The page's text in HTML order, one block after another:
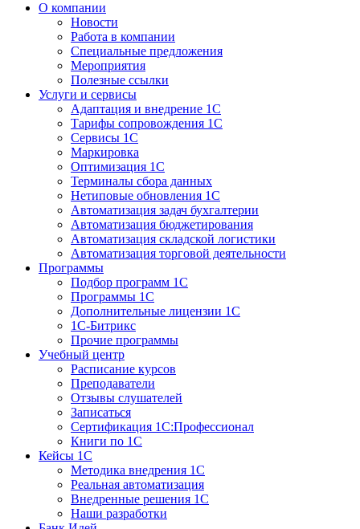
О компании
Новости
Работа в компании
Специальные предложения
Мероприятия
Полезные ссылки
Услуги и сервисы
Адаптация и внедрение 1С
Тарифы сопровождения 1С
Сервисы 1С
Маркировка
Оптимизация 1С
Терминалы сбора данных
Нетиповые обновления 1С
Автоматизация задач бухгалтерии
Автоматизация бюджетирования
Автоматизация складской логистики
Автоматизация торговой деятельности
Программы
Подбор программ 1С
Программы 1С
Дополнительные лицензии 1С
1С-Битрикс
Прочие программы
Учебный центр
Расписание курсов
Преподаватели
Отзывы слушателей
Записаться
Сертификация 1С:Профессионал
Книги по 1С
Кейсы 1С
Методика внедрения 1С
Реальная автоматизация
Внедренные решения 1С
Наши разработки